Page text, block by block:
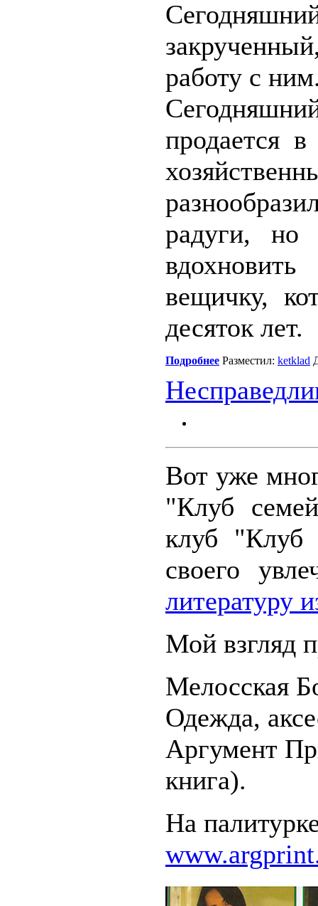
работу с
продается
радуги, но
вещичку,
десяток лет.
Подробнее Разместил: ketklad
Вот уже
"Клуб
клуб "Клуб
своего
литературу
Мой взгляд
Мелосская
Одежда,
Аргумент
книга).
На